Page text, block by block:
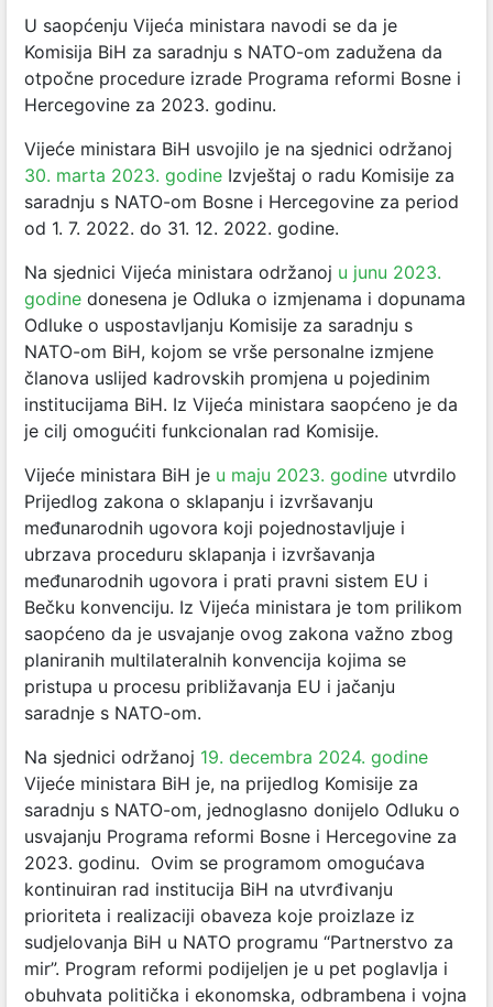
U saopćenju Vijeća ministara navodi se da je
Komisija BiH za saradnju s NATO-om zadužena da
otpočne procedure izrade Programa reformi Bosne i
Hercegovine za 2023. godinu.
Vijeće ministara BiH usvojilo je na sjednici održanoj
30. marta 2023. godine Izvještaj o radu Komisije za
saradnju s NATO-om Bosne i Hercegovine za period
od 1. 7. 2022. do 31. 12. 2022. godine.
Na sjednici Vijeća ministara održanoj u junu 2023.
godine donesena je Odluka o izmjenama i dopunama
Odluke o uspostavljanju Komisije za saradnju s
NATO-om BiH, kojom se vrše personalne izmjene
članova uslijed kadrovskih promjena u pojedinim
institucijama BiH. Iz Vijeća ministara saopćeno je da
je cilj omogućiti funkcionalan rad Komisije.
Vijeće ministara BiH je u maju 2023. godine utvrdilo
Prijedlog zakona o sklapanju i izvršavanju
međunarodnih ugovora koji pojednostavljuje i
ubrzava proceduru sklapanja i izvršavanja
međunarodnih ugovora i prati pravni sistem EU i
Bečku konvenciju. Iz Vijeća ministara je tom prilikom
saopćeno da je usvajanje ovog zakona važno zbog
planiranih multilateralnih konvencija kojima se
pristupa u procesu približavanja EU i jačanju
saradnje s NATO-om.
Na sjednici održanoj 19. decembra 2024. godine
Vijeće ministara BiH je, na prijedlog Komisije za
saradnju s NATO-om, jednoglasno donijelo Odluku o
usvajanju Programa reformi Bosne i Hercegovine za
2023. godinu. Ovim se programom omogućava
kontinuiran rad institucija BiH na utvrđivanju
prioriteta i realizaciji obaveza koje proizlaze iz
sudjelovanja BiH u NATO programu “Partnerstvo za
mir”. Program reformi podijeljen je u pet poglavlja i
obuhvata politička i ekonomska, odbrambena i vojna